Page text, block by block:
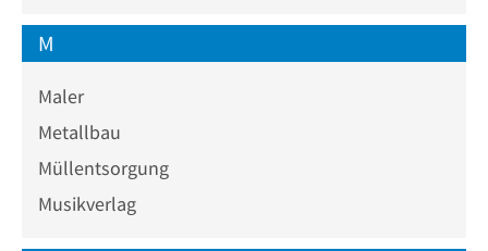
M
Maler
Metallbau
Müllentsorgung
Musikverlag